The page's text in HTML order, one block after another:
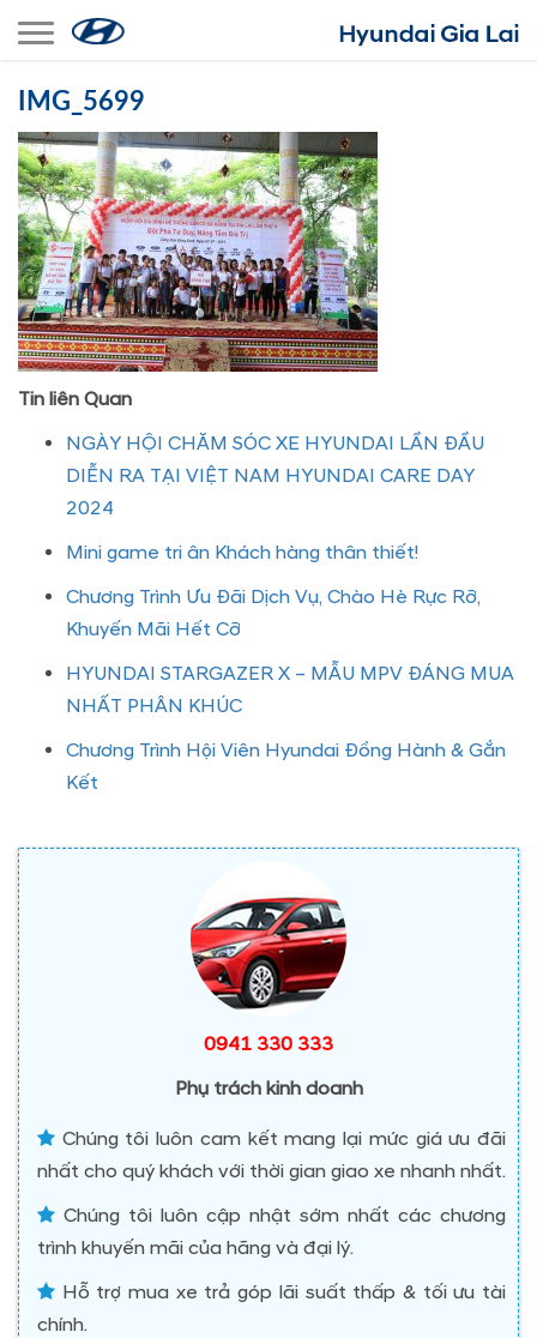
Toggle navigation
IMG_5699
Tin liên Quan
NGÀY HỘI CHĂM SÓC XE HYUNDAI LẦN ĐẦU
DIỄN RA TẠI VIỆT NAM HYUNDAI CARE DAY
2024
Mini game tri ân Khách hàng thân thiết!
Chương Trình Ưu Đãi Dịch Vụ, Chào Hè Rực Rỡ,
Khuyến Mãi Hết Cỡ
HYUNDAI STARGAZER X – MẪU MPV ĐÁNG MUA
NHẤT PHÂN KHÚC
Chương Trình Hội Viên Hyundai Đồng Hành & Gắn
Kết
0941 330 333
Phụ trách kinh doanh
Chúng tôi luôn cam kết mang lại mức giá ưu đãi
nhất cho quý khách với thời gian giao xe nhanh nhất.
Chúng tôi luôn cập nhật sớm nhất các chương
trình khuyến mãi của hãng và đại lý.
Hỗ trợ mua xe trả góp lãi suất thấp & tối ưu tài
chính.